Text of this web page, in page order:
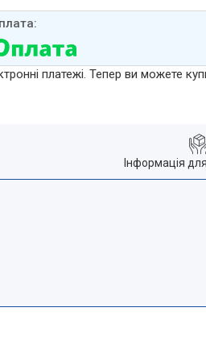
платежі. Тепер ви можете
Інформація